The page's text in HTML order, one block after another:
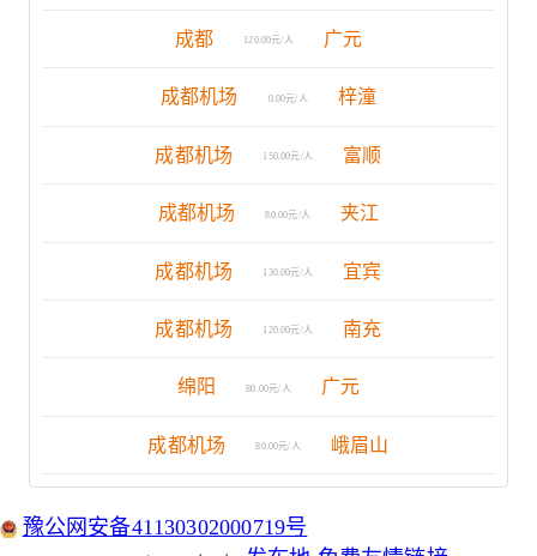
成都 120.00元/人 广元
成都机场 0.00元/人 梓潼
成都机场 150.00元/人 富顺
成都机场 80.00元/人 夹江
成都机场 130.00元/人 宜宾
成都机场 120.00元/人 南充
绵阳 80.00元/人 广元
成都机场 80.00元/人 峨眉山
豫公网安备41130302000719号